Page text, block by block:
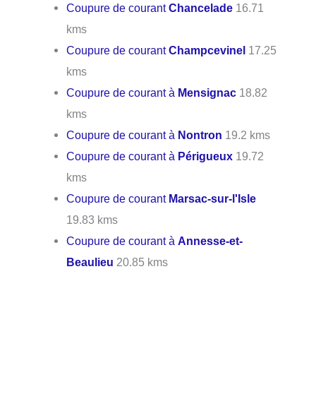
Coupure de courantChancelade 16.71
kms
Coupure de courantChampcevinel 17.25
kms
Coupure de courant à Mensignac 18.82
kms
Coupure de courant à Nontron 19.2 kms
Coupure de courant à Périgueux 19.72
kms
Coupure de courant Marsac-sur-l'Isle
19.83 kms
Coupure de courant àAnnesse-et-
Beaulieu 20.85 kms